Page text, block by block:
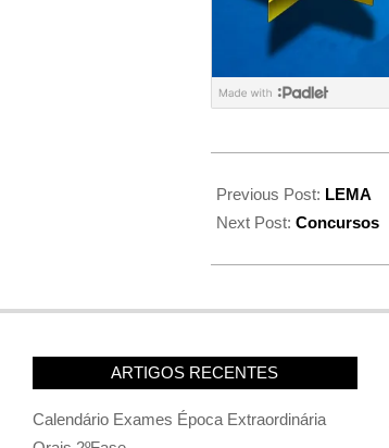
Previous Post: LEMA
Next Post:Concursos
ARTIGOS RECENTES
Calendário Exames Época Extraordinária